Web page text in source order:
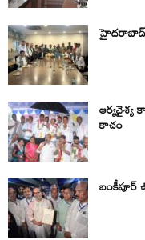
హైదరాబాద్
ఆర్యవైశ్య
కాచం